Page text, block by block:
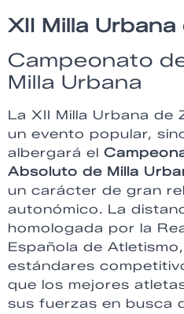
XII Milla
Campeonato
Milla Urbana
La XII Milla Urbana de
un evento popular,
albergará el
Absoluto de Milla
un carácter de gran
autonómico. La
homologada por la
Española de
estándares
que los mejores
sus fuerzas en busca